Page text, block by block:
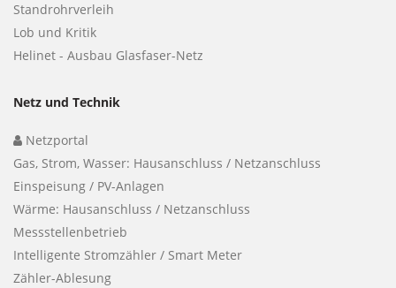
Standrohrverleih
Lob und Kritik
Helinet - Ausbau Glasfaser-Netz
Netz und Technik
Netzportal
Gas, Strom, Wasser: Hausanschluss / Netzanschluss
Einspeisung / PV-Anlagen
Wärme: Hausanschluss / Netzanschluss
Messstellenbetrieb
Intelligente Stromzähler / Smart Meter
Zähler-Ablesung